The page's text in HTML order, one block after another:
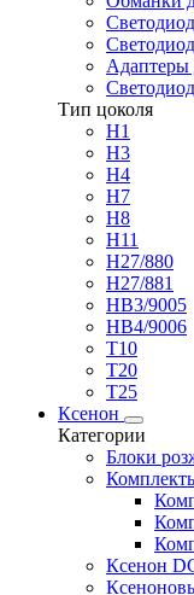
Адаптеры
Тип цоколя
H1
H3
H4
H7
H8
H11
H27/880
H27/881
HB3/9005
HB4/9006
T10
T20
T25
Ксенон
Категории
Блоки
Ксенон